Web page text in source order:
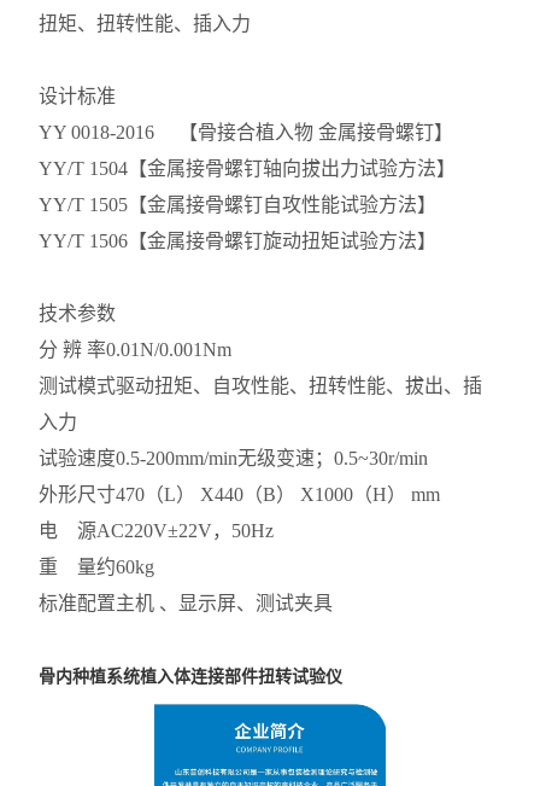
扭矩、扭转性能、插入力
设计标准
YY 0018-2016 【骨接合植入物 金属接骨螺钉】
YY/T 1504 【金属接骨螺钉轴向拔出力试验方法】
YY/T 1505 【金属接骨螺钉自攻性能试验方法】
YY/T 1506 【金属接骨螺钉旋动扭矩试验方法】
技术参数
分 辨 率0.01N/0.001Nm
测试模式驱动扭矩、自攻性能、扭转性能、拔出、插
入力
试验速度0.5-200mm/min无级变速；0.5~30r/min
外形尺寸470（L） X440（B） X1000（H） mm
电 源AC220V±22V，50Hz
重 量约60kg
标准配置主机 、显示屏、测试夹具
骨内种植系统植入体连接部件扭转试验仪